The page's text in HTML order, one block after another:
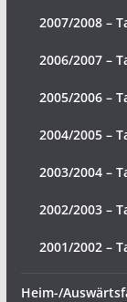
2007/2008 –
2006/2007 –
2005/2006 –
2004/2005 –
2003/2004 –
2002/2003 –
2001/2002 –
Heim-/